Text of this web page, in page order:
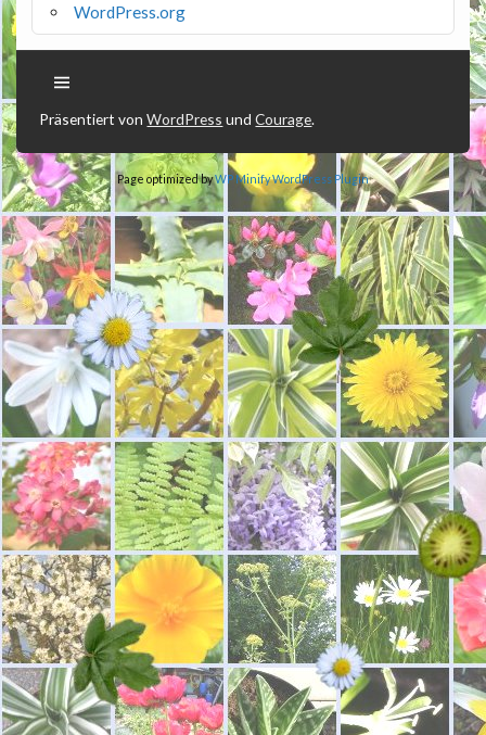
WordPress.org
Präsentiert vonWordPress undCourage.
Page optimized byWP MinifyWordPress Plugin